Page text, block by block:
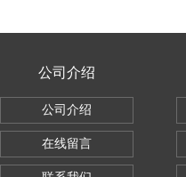
公司介绍
公司介绍
在线留言